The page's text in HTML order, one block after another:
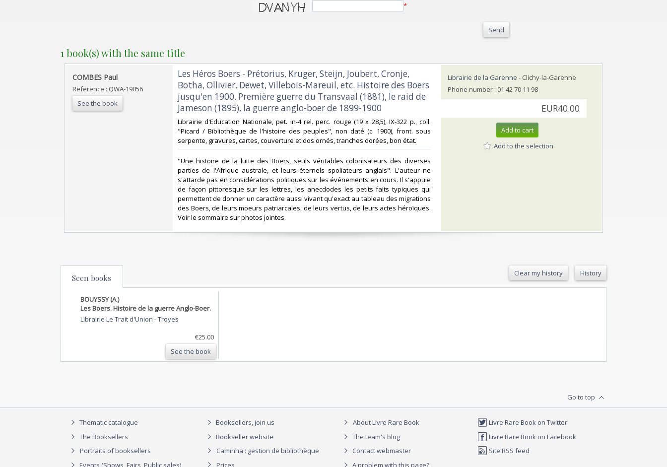
*
Send
1 book(s) with the same title
‎COMBES Paul ‎
Reference : QWA-19056
See the book
‎Les Héros Boers - Prétorius, Kruger, Steijn, Joubert, Cronje,
Botha, Ollivier, Dewet, Villebois-Mareuil, etc. Histoire des Boers
jusqu'en 1900. Première guerre du Transvaal (1881), le raid de
Jameson (1895), la guerre anglo-boer de 1899-1900 ‎
‎Librairie d'Education Nationale, pet. in-4 rel. perc. rouge (19 x 28,5), IX-322 p., coll.
"Picard / Bibliothèque de l'histoire des peuples", non daté (c. 1900), front. sous
serpente, gravures, cartes, couverture et dos ornés, tranches dorées, bon état. ‎
‎"Une histoire de la lutte des Boers, seuls véritables colonisateurs des diverses
parties de l'Afrique australe, et leurs éternels spoliateurs anglais". L'auteur ne
s'attarde pas en considérations politiques sur les événements en cours. Il s'appuie
de façon pittoresque sur les lettres, les anecdodes les petits faits typiques qui
permettent de donner un caractère aussi vivant qu'exact au tableau des migrations
des Boers, de leurs moeurs patriarcales, de leurs vertus, de leurs actes héroïques.
Voir le sommaire sur photos jointes. ‎
Librairie de la Garenne - Clichy-la-Garenne
Phone number : 01 42 70 11 98
EUR40.00
Add to cart
Add to the selection
Seen books Clear my history History
BOUYSSY (A.)
Les Boers. Histoire de la guerre Anglo-Boer.
Librairie Le Trait d'Union -Troyes
€25.00
See the book
Go to top
Thematic catalogue
The Booksellers
Portraits of booksellers
Events (Shows, Fairs, Public sales)
Booksellers, join us
Bookseller website
Caminha : gestion de bibliothèque
Prices
About Livre Rare Book
The team's blog
Contact webmaster
A problem with this page?
Livre Rare Book on Twitter
Livre Rare Book on Facebook
Site RSS feed